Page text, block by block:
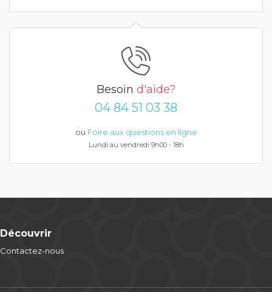
Besoin d'aide?
04 84 51 03 38
ou Foire aux questions en ligne
Lundi au vendredi 9h00 - 18h
Découvrir
Contactez-nous